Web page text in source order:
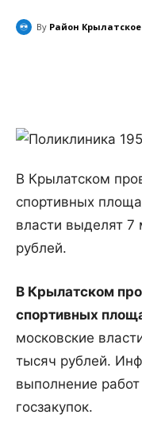
By Район Крылатское
В Крылатском
спортивных
власти выделят
рублей.
В Крылатском
спортивных
московские
тысяч рублей.
выполнение
госзакупок.